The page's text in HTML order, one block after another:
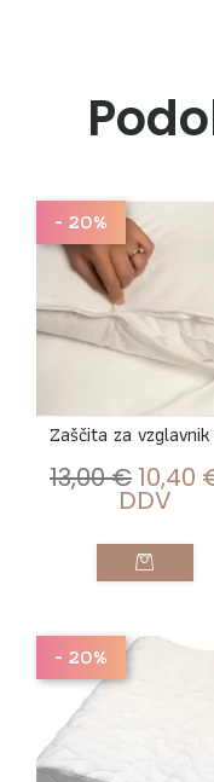
- 20%
Zaščita za vzglavnik
13,00€ 10,40
DDV
- 20%